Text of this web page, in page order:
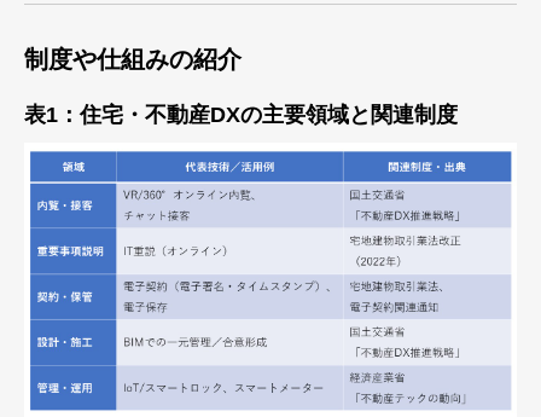
制度や仕組みの紹介
表1：住宅・不動産DXの主要領域と関連制度